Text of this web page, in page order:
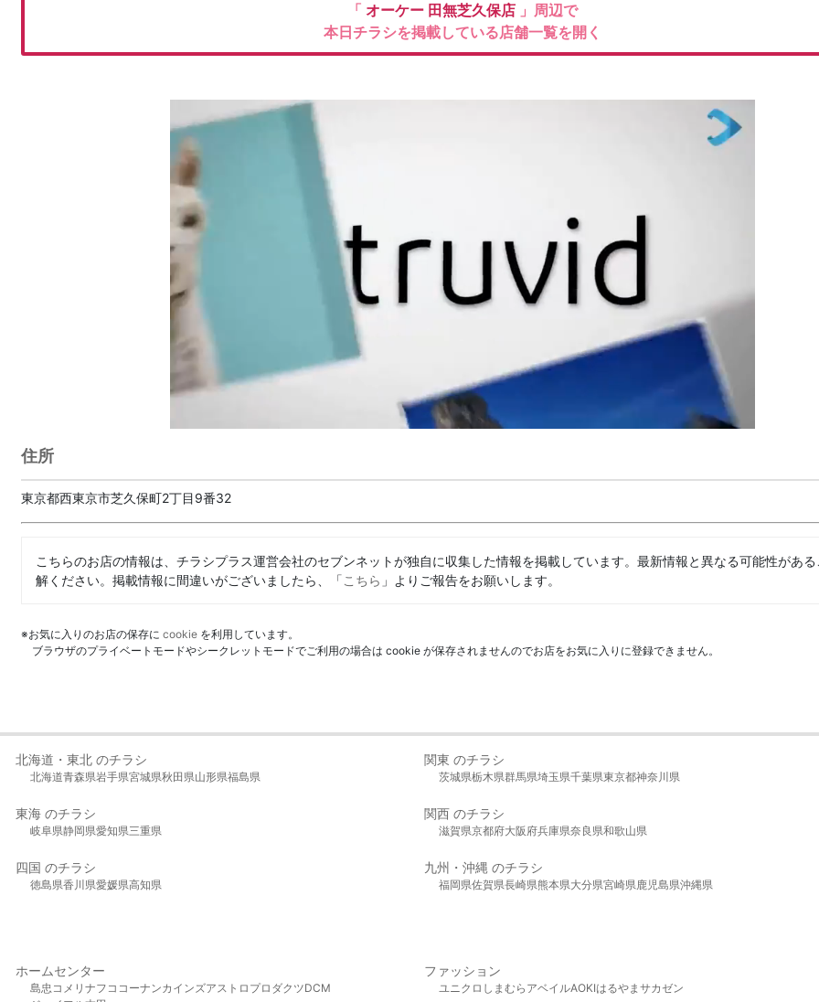
「 オーケー 田無芝久保店 」周辺で
本日チラシを掲載している店舗一覧を開く
住所
東京都西東京市芝久保町2丁目9番32
こちらのお店の情報は、チラシプラス運営会社のセブンネットが独自に収集した情報を掲載しています。最新情報と異なる可能性があ
解ください。掲載情報に間違いがございましたら、「こちら 」よりご報告をお願いします。
※お気に入りのお店の保存に cookie を利用しています。
ブラウザのプライベートモードやシークレットモードでご利用の場合は cookie が保存されませんのでお店をお気に入りに登録できません。
北海道・東北 のチラシ
北海道青森県岩手県宮城県秋田県山形県福島県
関東 のチラシ
茨城県栃木県群馬県埼玉県千葉県東京都神奈川県
東海 のチラシ
岐阜県静岡県愛知県三重県
関西 のチラシ
滋賀県京都府大阪府兵庫県奈良県和歌山県
四国 のチラシ
徳島県香川県愛媛県高知県
九州・沖縄 のチラシ
福岡県佐賀県長崎県熊本県大分県宮崎県鹿児島県沖縄県
ホームセンター
島忠 コメリ ナフコ コーナンカインズアストロプロダクツDCM
ファッション
ユニクロ しまむら アベイルAOKIはるやま サカゼン